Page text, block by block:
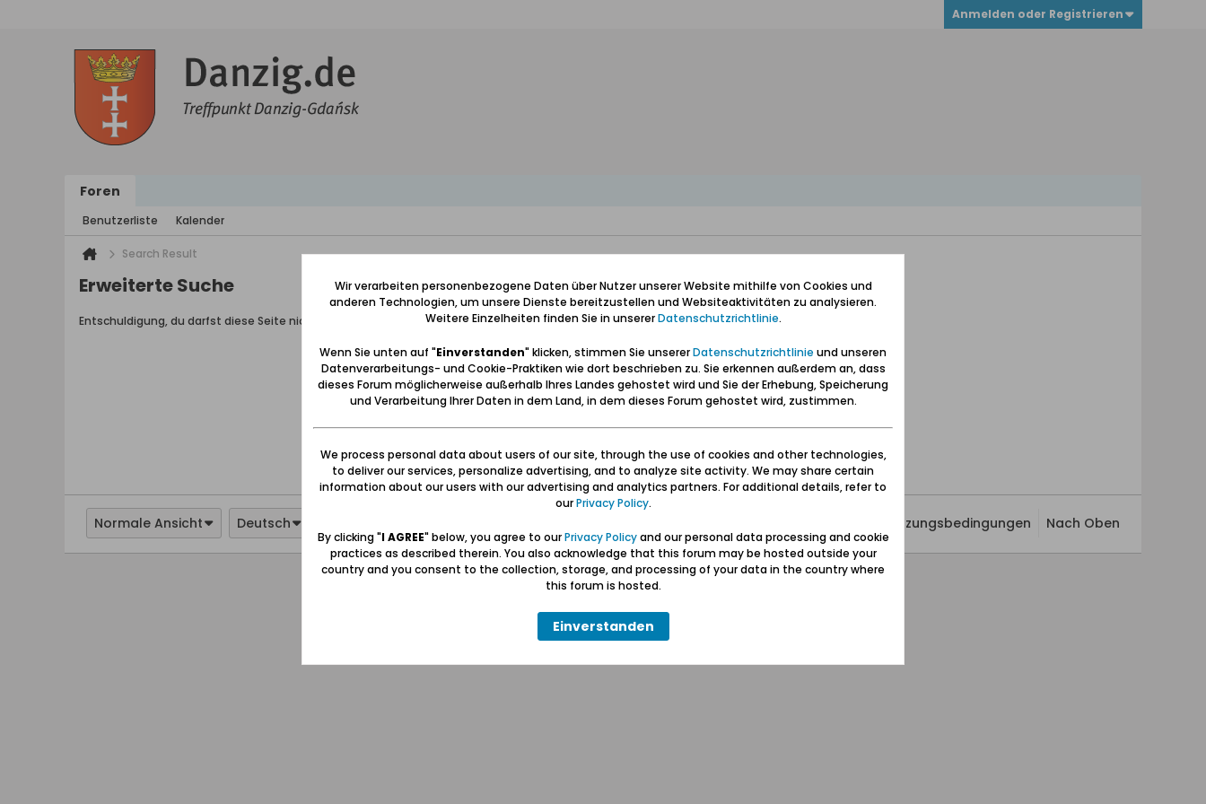
Anmelden oder Registrieren
Foren
Benutzerliste Kalender
Search Result
Erweiterte Suche
Entschuldigung, du darfst diese Seite nicht aufrufen.
Normale Ansicht Deutsch Nutzungsbedingungen Nach Oben
Wolfgang Naujocks MMXXVI
Copyright © 2026 MH Sub I, LLC dba vBulletin. Alle Rechte vorbehalten.
Wir verarbeiten personenbezogene Daten über Nutzer unserer Website mithilfe von Cookies und
anderen Technologien, um unsere Dienste bereitzustellen und Websiteaktivitäten zu analysieren.
Weitere Einzelheiten finden Sie in unsererDatenschutzrichtlinie.
Wenn Sie unten auf "Einverstanden" klicken, stimmen Sie unsererDatenschutzrichtlinie und unseren
Datenverarbeitungs- und Cookie-Praktiken wie dort beschrieben zu. Sie erkennen außerdem an, dass
dieses Forum möglicherweise außerhalb Ihres Landes gehostet wird und Sie der Erhebung, Speicherung
und Verarbeitung Ihrer Daten in dem Land, in dem dieses Forum gehostet wird, zustimmen.
We process personal data about users of our site, through the use of cookies and other technologies,
to deliver our services, personalize advertising, and to analyze site activity. We may share certain
information about our users with our advertising and analytics partners. For additional details, refer to
ourPrivacy Policy.
By clicking "I AGREE" below, you agree to ourPrivacy Policyand our personal data processing and cookie
practices as described therein. You also acknowledge that this forum may be hosted outside your
country and you consent to the collection, storage, and processing of your data in the country where
this forum is hosted.
Einverstanden